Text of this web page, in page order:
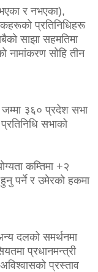
र नभएका),
प्रतिनिधिहरू
साझा सहमतिमा
नामांकरण सोहि तीन
३६० प्रदेश सभा
सभाको
कम्तिमा +२
पर्ने र उमेरको हकमा
दलको समर्थनमा
प्रधानमन्त्री
प्रस्ताव